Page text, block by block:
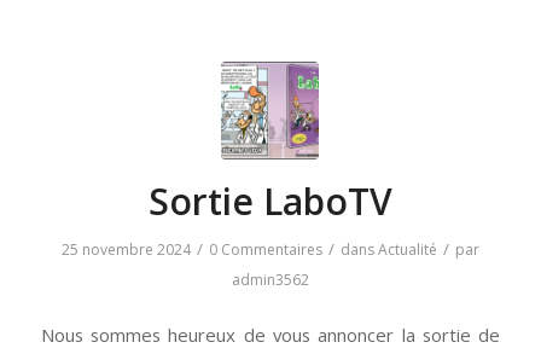
Sortie LaboTV
25 novembre 2024 / 0 Commentaires / dansActualité / par
admin3562
Nous sommes heureux de vous annoncer la sortie de